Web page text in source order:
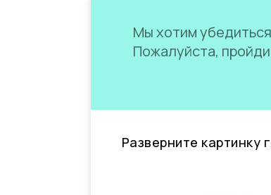
Мы хотим
Пожалуйста,
Разверните картинку